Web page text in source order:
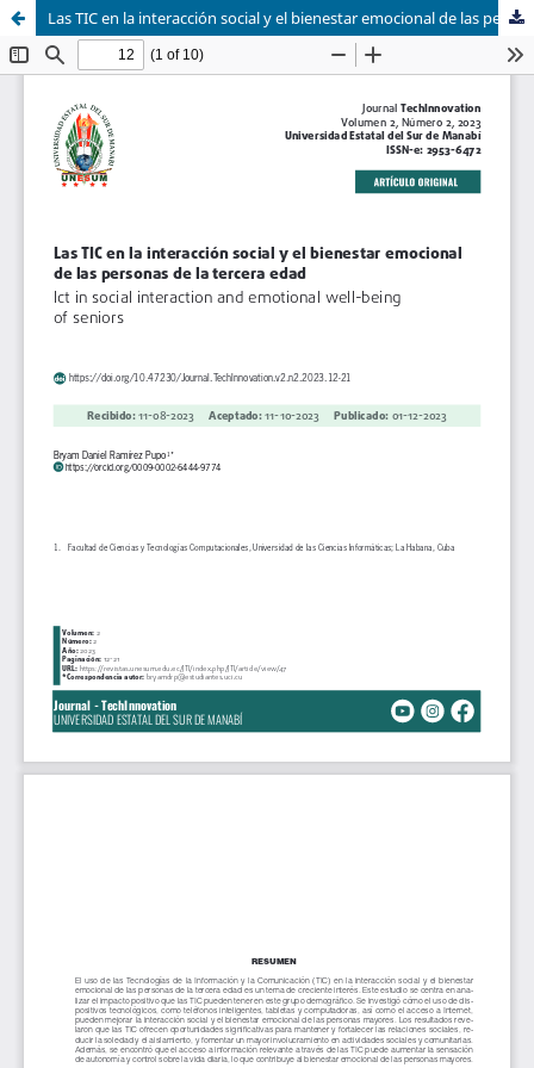
Las TIC en la interacción social y el bienestar emocional de las personas de la tercera edad